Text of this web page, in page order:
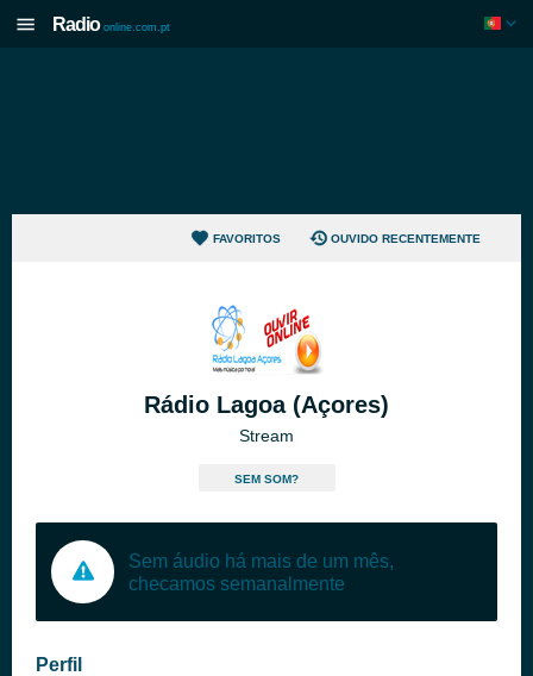
Radio online.com.pt
FAVORITOS OUVIDO RECENTEMENTE
Rádio Lagoa (Açores)
Stream
SEM SOM?
Sem áudio há mais de um mês,
checamos semanalmente
Perfil